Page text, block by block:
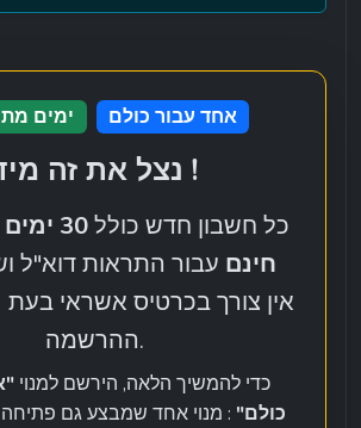
30 ימים אחד עבור כולם
נצל את זה מיד !
כל חשבון חדש כולל
חינם עבור התראות דוא"ל
ההרשמה.
כדי להמשיך הלאה, הירשם למנוי
כולם"